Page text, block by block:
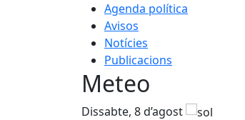
Agenda política
Avisos
Notícies
Publicacions
Meteo
Dissabte, 8 d’agost